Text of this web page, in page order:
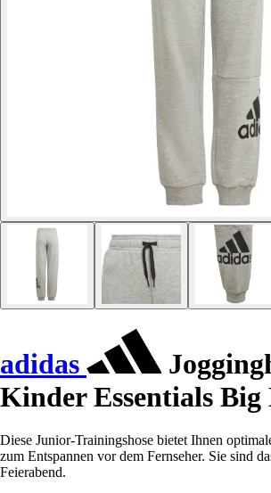
adidas
Kinder Essentials Big
Diese Junior-Trainingshose bietet Ihnen
zum Entspannen vor dem Fernseher. Sie sind
Feierabend.